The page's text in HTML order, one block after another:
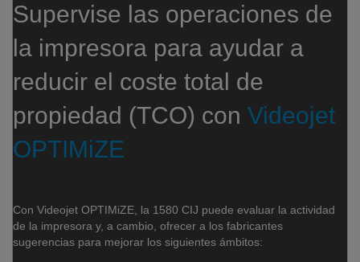
Supervise las operaciones de
la impresora para ayudar a
reducir el coste total de
propiedad (TCO) con Videojet
OPTIMiZE
Con Videojet OPTIMiZE, la 1580 CIJ puede evaluar la actividad
de la impresora y, a cambio, ofrecer a los fabricantes
sugerencias para mejorar los siguientes ámbitos: